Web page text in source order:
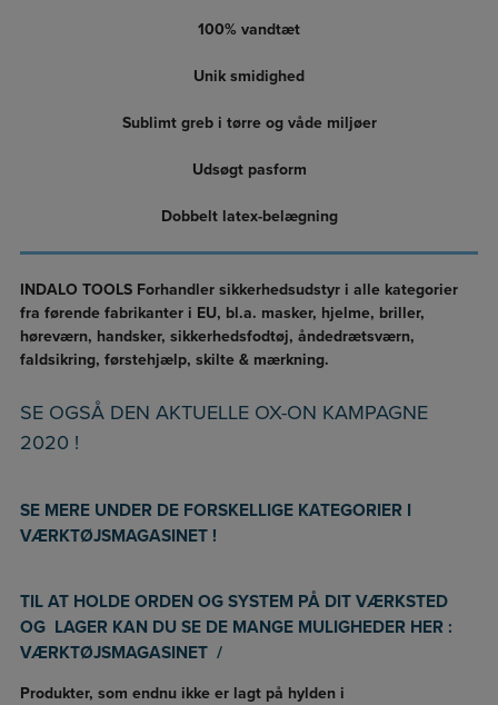
100% vandtæt
Unik smidighed
Sublimt greb i tørre og våde miljøer
Udsøgt pasform
Dobbelt latex-belægning
INDALO TOOLS Forhandler sikkerhedsudstyr i alle kategorier
fra førende fabrikanter i EU, bl.a. masker, hjelme, briller,
høreværn, handsker, sikkerhedsfodtøj, åndedrætsværn,
faldsikring, førstehjælp, skilte & mærkning.
SE OGSÅ DEN AKTUELLE OX-ON KAMPAGNE
2020 !
SE MERE UNDER DE FORSKELLIGE KATEGORIER I
VÆRKTØJSMAGASINET !
TIL AT HOLDE ORDEN OG SYSTEM PÅ DIT VÆRKSTED
OG LAGER KAN DU SE DE MANGE MULIGHEDER HER :
VÆRKTØJSMAGASINET /
Produkter, som endnu ikke er lagt på hylden i